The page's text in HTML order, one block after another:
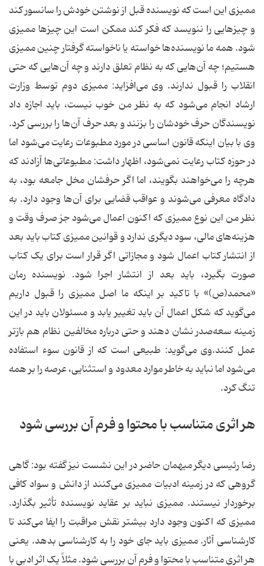
ممیزی این است که نویسنده قبل از نوشتن خودش را سانسور کند
و چیز‌هایی را ننویسد که فکر کند ممکن است این چیزها ممیزی
شود. همه ما نویسند‌ه‌ها خواسته یا ناخواسته گرفتار چنین ممیزی
هستیم؛ چه آن‌هایی که به نظام تعلق دارند و چه آن‌هایی که حتی
انقلاب را قبول ندارند. وی می‌افزاید: ممیزی دوم توسط وزارت
ارشاد انجام می‌شود که به نظر من خوب نیست، باید اجازه داد
نویسندگان حرف خودشان را بزنند و بعد حرف آن‌ها را بررسی کرد.
وی با بیان اینکه قانون اساسی در مورد مطبوعات رعایت می‌شود اما
در حوزه کتاب رعایت نمی‌شود، اظهار داشت: مطبوعاتی‌ها آزادند که
هرچه را می‌خواهند بگویند، اما اگر حرفشان مخل جامعه بود، به
دادگاه معرفی می‌شوند و عواقب قضایی برای آن‌ها وجود دارد. به
نظر من این نوع ممیزی که اکنون اعمال می‌شود جز صرف وقت و
هزینه‌های مالی، سود دیگری ندارد و قوانین ممیزی کتاب باید بعد
از انتشار کتاب اعمال شود و مجازاتی اگر قرار است برای یک کتاب
صورت بگیرد، باید بعد از انتشار اجرا شود. نویسنده رمان
«محمد(ص)» با تاکید بر اینکه ما اصل ممیزی را قبول داریم
می‌گوید که شکل اعمال آن باید تغییر یابد و مسئولان باید در این
زمینه سعه‌صدر نشان دهند و حتی درباره مخالفین نظام هم بازتر
عمل کنند.وی می‌گوید: طبیعی است که از قانون سوء استفاده
می‌شود اما نباید به خاطر موارد معدود و استثنایی، عرصه را بر همه
تنگ‌ کرد.
هر اثری متناسب با محتوا و فرم آن بررسی شود
رضا رئیسی دیگر میهمان حاضر در این نشست نیز گفته بود: گاهی
گروهی که در زمینه ادبیات ممیزی می‌کنند از دانش و سواد کافی
برخوردار نیستند. ممیزی نباید بر عقاید نویسنده تأثیر بگذارد.
ممیزی که اکنون وجود دارد بیشتر نقش مراقبت را ایفا می‌کند تا
کارشناسی آثار. ممیزی باید جای خود را به کارشناسی بدهد. یعنی
هر اثری متناسب با محتوا و فرم آن بررسی شود. مثلاً یک اثر ادبی با